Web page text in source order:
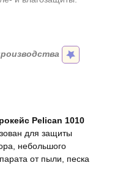
Pelican 1010
для защиты
небольшого
от пыли, песка